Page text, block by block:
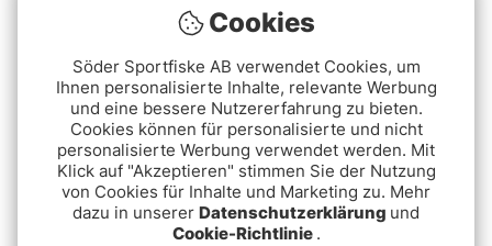
Baitbreath BYS Craw
Portly 10cm -
Junebug/Green
€5.30
Baitbreath U30 Mosya
7,6cm - Green
Pumpkin/Black Red Flake
€7.10
Cookies
Söder Sportfiske AB verwendet Cookies, um
Ihnen personalisierte Inhalte, relevante Werbung
und eine bessere Nutzererfahrung zu bieten.
Cookies können für personalisierte und nicht
personalisierte Werbung verwendet werden. Mit
Klick auf "Akzeptieren" stimmen Sie der Nutzung
von Cookies für Inhalte und Marketing zu. Mehr
dazu in unserer Datenschutzerklärung und
Cookie-Richtlinie .